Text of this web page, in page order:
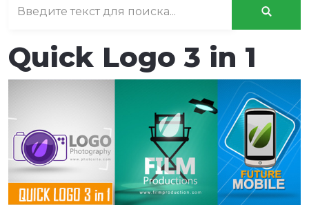
Quick Logo 3 in 1